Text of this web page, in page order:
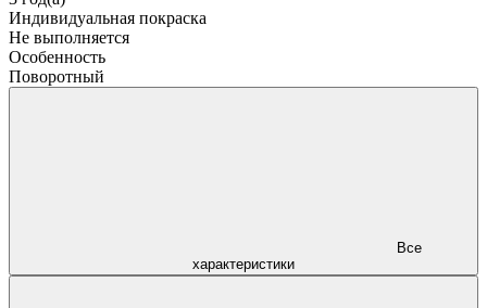
Индивидуальная покраска
Не выполняется
Особенность
Поворотный
характеристики